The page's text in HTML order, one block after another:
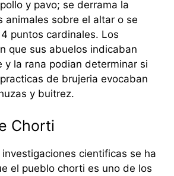
y pavo; se derrama la
animales sobre el altar o se
puntos cardinales. Los
que sus abuelos indicaban
y la rana podian determinar si
de brujeria evocaban
y buitrez.
Chorti
cientificas se ha
el pueblo chorti es uno de los